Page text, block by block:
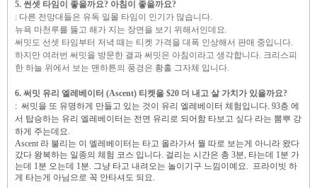
5. 썬셋 타임이 좋을까요? 아침이 좋을까요?
: 다른 전망대들은 유독 일몰 타임이 인기가 많습니다.
뉴욕 마천루를 뚫고 해가 지는 장면을 보기 위해서인데요.
써밋도 선셋 타임부터 저녁 때는 티켓 가격을 대폭 인상해서 판매 중입니다.
하지만 여러번 써밋을 방문한 결과 써밋은 아침이라고 생각합니다. 크리스피
한 하늘 위에서 보는 맨하튼의 풍경은 황홀 그자체 입니다.
6. 써밋 유리 엘레베이터 (Ascent) 티켓을 $20 더 내고 살 가치가 있을까요?
: 써밋을 또 유명하게 만들고 있는 것이 유리 엘레베이터 체험입니다. 93층 에
서 탑승하는 유리 엘레베이터는 전면 유리로 되어 함 타보고 싶다 라는 뽐뿌 강
하게 주는데요.
Ascent 라 불리는 이 엘레베이터는 타고 올라가서 뭘 따로 보는게 아니라 왔다
갔다 왕복하는 일종의 체험 코스 입니다. 걸리는 시간은 총 3분, 타는데 1분 가
는데 1분 오는데 1분.
그냥 타고 내려오는 놀이기구 느낌이예요. 프라이빗 하
게 타는게 아님으로 꼭 안타셔도 되요.